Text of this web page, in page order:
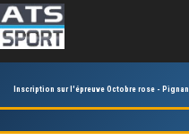
Inscription sur l'épreuve Octobre rose - Pignan